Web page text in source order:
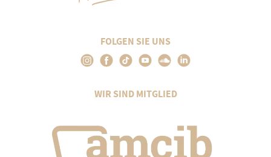
FOLGEN SIE UNS
WIR SIND MITGLIED